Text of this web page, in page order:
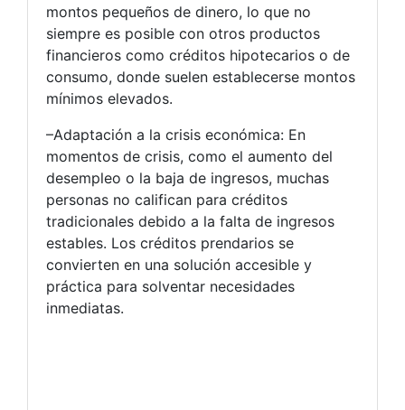
montos pequeños de dinero, lo que no
siempre es posible con otros productos
financieros como créditos hipotecarios o de
consumo, donde suelen establecerse montos
mínimos elevados.
–Adaptación a la crisis económica: En
momentos de crisis, como el aumento del
desempleo o la baja de ingresos, muchas
personas no califican para créditos
tradicionales debido a la falta de ingresos
estables. Los créditos prendarios se
convierten en una solución accesible y
práctica para solventar necesidades
inmediatas.